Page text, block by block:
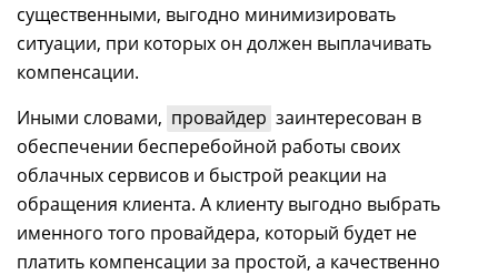
существенными, выгодно минимизировать
ситуации, при которых он должен выплачивать
компенсации.
Иными словами, провайдер заинтересован в
обеспечении бесперебойной работы своих
облачных сервисов и быстрой реакции на
обращения клиента. А клиенту выгодно выбрать
именного того провайдера, который будет не
платить компенсации за простой, а качественно